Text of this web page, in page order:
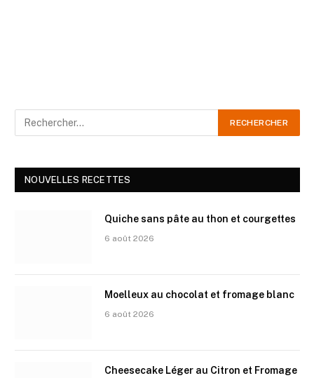
NOUVELLES RECETTES
Quiche sans pâte au thon et courgettes
6 août 2026
Moelleux au chocolat et fromage blanc
6 août 2026
Cheesecake Léger au Citron et Fromage